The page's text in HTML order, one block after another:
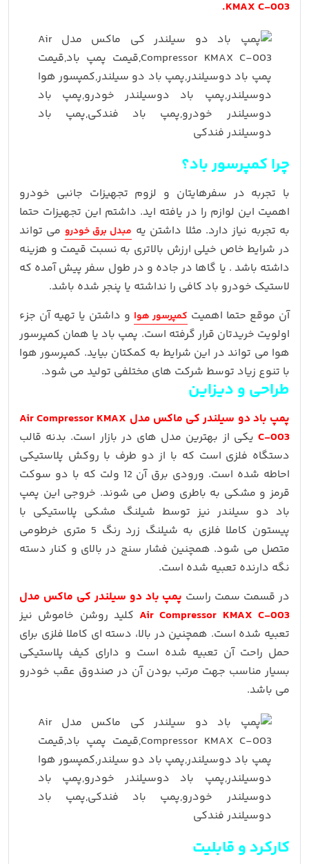
KMAX C-003
.
چرا کمپرسور باد؟
با تجربه در سفرهایتان و لزوم تجهیزات جانبی خودرو
اهمیت این لوازم را در یافته اید. داشتم این تجهیزات حتما
به تجربه نیاز دارد. مثلا داشتن یه مبدل برق خودرو می تواند
در شرایط خاص خیلی ارزش بالاتری به نسبت قیمت و هزینه
داشته باشد . یا گاها در جاده و در طول سفر پیش آمده که
لاستیک خودرو باد کافی را نداشته یا پنجر شده باشد.
آن موقع حتما اهمیت کمپرسور هوا و داشتن یا تهیه آن جزء
اولویت خریدتان قرار گرفته است. پمپ باد یا همان کمپرسور
هوا می تواند در این شرایط به کمکتان بیاید. کمپرسور هوا
با تنوع زیاد توسط شرکت های مختلفی تولید می شود.
طراحی و دیزاین
پمپ باد دو سیلندر کی ماکس مدل Air Compressor KMAX
C-003 یکی از بهترین مدل های در بازار است. بدنه قالب
دستگاه فلزی است که با از دو طرف با روکش پلاستیکی
احاطه شده است. ورودی برق آن 12 ولت که با دو سوکت
قرمز و مشکی به باطری وصل می شوند. خروجی این پمپ
باد دو سیلندر نیز توسط شیلنگ مشکی پلاستیکی با
پیستون کاملا فلزی به شیلنگ زرد رنگ 5 متری خرطومی
متصل می شود. همچنین فشار سنج در بالای و کنار دسته
نگه دارنده تعبیه شده است.
در قسمت سمت راست پمپ باد دو سیلندر کی ماکس مدل
Air Compressor KMAX C-003 کلید روشن خاموش نیز
تعبیه شده است. همچنین در بالا، دسته ای کاملا فلزی برای
حمل راحت آن تعبیه شده است و دارای کیف پلاستیکی
بسیار مناسب جهت مرتب بودن آن در صندوق عقب خودرو
می باشد.
کارکرد و قابلیت